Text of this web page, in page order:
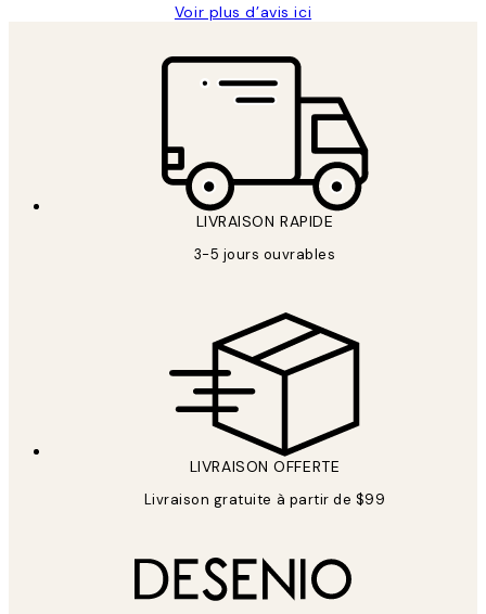
Voir plus d’avis ici
LIVRAISON RAPIDE
3-5 jours ouvrables
LIVRAISON OFFERTE
Livraison gratuite à partir de $99